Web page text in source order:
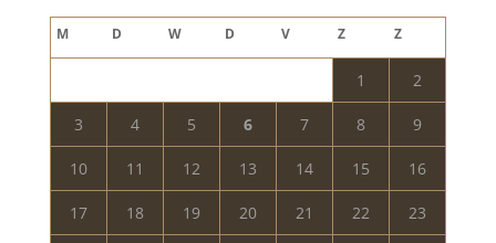
M D W D V Z Z
1 2
3 4 5 6 7 8 9
10 11 12 13 14 15 16
17 18 19 20 21 22 23